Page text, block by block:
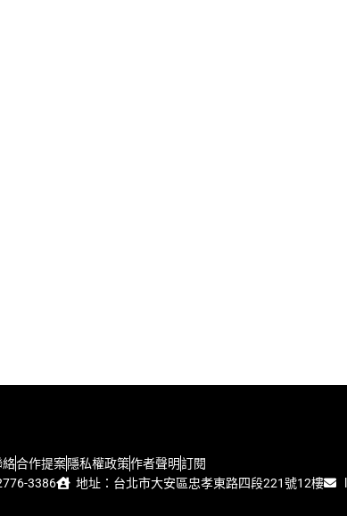
絡合作提案隱私權政策作者聲明訂閱
3386
地址：台北市大安區忠孝東路四段221號12樓